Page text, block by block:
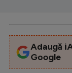
Adaugă
Google